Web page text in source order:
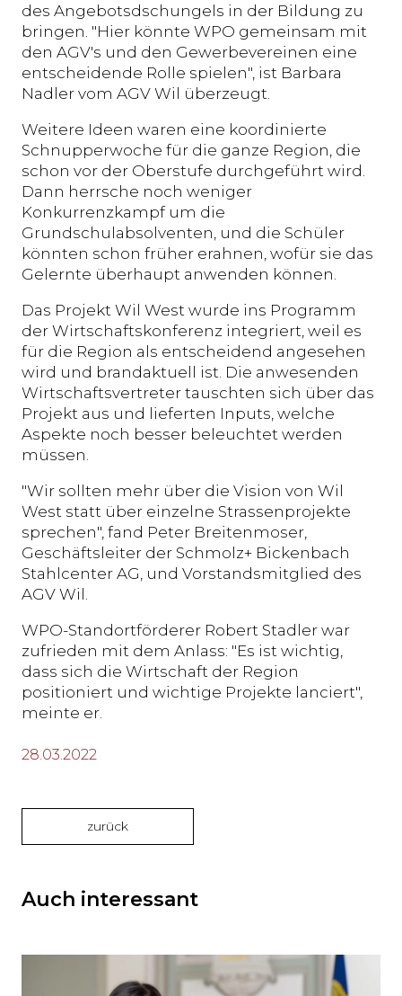
des Angebotsdschungels in der Bildung zu
bringen. "Hier könnte WPO gemeinsam mit
den AGV's und den Gewerbevereinen eine
entscheidende Rolle spielen", ist Barbara
Nadler vom AGV Wil überzeugt.
Weitere Ideen waren eine koordinierte
Schnupperwoche für die ganze Region, die
schon vor der Oberstufe durchgeführt wird.
Dann herrsche noch weniger
Konkurrenzkampf um die
Grundschulabsolventen, und die Schüler
könnten schon früher erahnen, wofür sie das
Gelernte überhaupt anwenden können.
Das Projekt Wil West wurde ins Programm
der Wirtschaftskonferenz integriert, weil es
für die Region als entscheidend angesehen
wird und brandaktuell ist. Die anwesenden
Wirtschaftsvertreter tauschten sich über das
Projekt aus und lieferten Inputs, welche
Aspekte noch besser beleuchtet werden
müssen.
"Wir sollten mehr über die Vision von Wil
West statt über einzelne Strassenprojekte
sprechen", fand Peter Breitenmoser,
Geschäftsleiter der Schmolz+ Bickenbach
Stahlcenter AG, und Vorstandsmitglied des
AGV Wil.
WPO-Standortförderer Robert Stadler war
zufrieden mit dem Anlass: "Es ist wichtig,
dass sich die Wirtschaft der Region
positioniert und wichtige Projekte lanciert",
meinte er.
28.03.2022
zurück
Auch interessant